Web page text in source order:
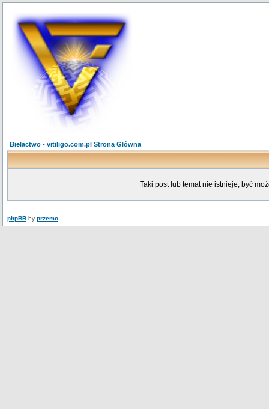
Bielactwo - vitiligo.com.pl Strona Główna
Taki post lub temat nie istnieje, być
phpBB by przemo